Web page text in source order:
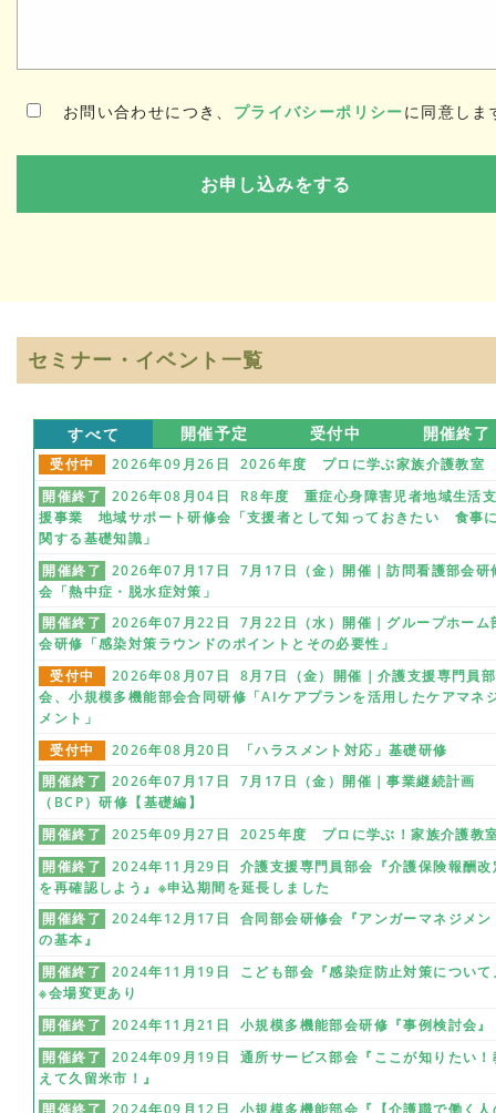
お問い合わせにつき、 プライバシーポリシーに同意しま
セミナー・イベント一覧
すべて 開催予定 受付中 開催終了
受付中
2026年09月26日 2026年度 プロに学ぶ家族介護教室
開催終了
2026年08月04日 R8年度 重症心身障害児者地域生活
援事業 地域サポート研修会「支援者として知っておきたい 食事
関する基礎知識」
開催終了
2026年07月17日 7月17日（金）開催｜訪問看護部会研
会「熱中症・脱水症対策」
開催終了
2026年07月22日 7月22日（水）開催｜グループホーム
会研修「感染対策ラウンドのポイントとその必要性」
受付中
2026年08月07日 8月7日（金）開催｜介護支援専門員部
会、小規模多機能部会合同研修「AIケアプランを活用したケアマネ
メント」
受付中
2026年08月20日 「ハラスメント対応」基礎研修
開催終了
2026年07月17日 7月17日（金）開催｜事業継続計画
（BCP）研修【基礎編】
開催終了
2025年09月27日 2025年度 プロに学ぶ！家族介護教
開催終了
2024年11月29日 介護支援専門員部会『介護保険報酬改
を再確認しよう』※申込期間を延長しました
開催終了
2024年12月17日 合同部会研修会『アンガーマネジメン
の基本』
開催終了
2024年11月19日 こども部会『感染症防止対策について
※会場変更あり
開催終了
2024年11月21日 小規模多機能部会研修『事例検討会』
開催終了
2024年09月19日 通所サービス部会『ここが知りたい！
えて久留米市！』